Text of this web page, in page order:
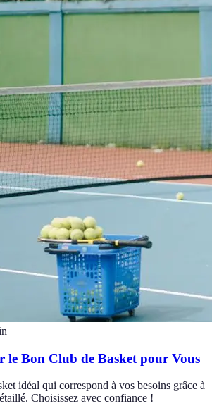
le Bon Club de Basket pour Vous
idéal qui correspond à vos besoins grâce à
Choisissez avec confiance !